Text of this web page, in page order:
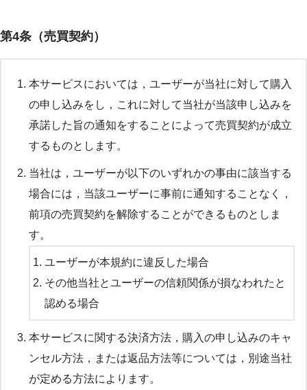
第4条（売買契約）
本サービスにおいては，ユーザーが当社に対して購入
の申し込みをし，これに対して当社が当該申し込みを
承諾した旨の通知をすることによって売買契約が成立
するものとします。
当社は，ユーザーが以下のいずれかの事由に該当する
場合には，当該ユーザーに事前に通知することなく，
前項の売買契約を解除することができるものとしま
す。
ユーザーが本規約に違反した場合
その他当社とユーザーの信頼関係が損なわれたと
認める場合
本サービスに関する決済方法，購入の申し込みのキャ
ンセル方法，または返品方法等については，別途当社
が定める方法によります。